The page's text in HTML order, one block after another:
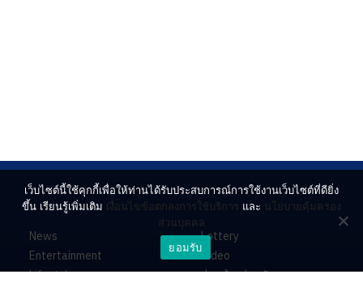
News
Entertainment
Lifestyle
Lottery
Video
ร่วมด้วยช่วยกัน
เว็บไซต์นี้ใช้คุกกี้เพื่อให้ท่านได้รับประสบการณ์การใช้งานเว็บไซต์ที่ดียิ่ง
ขึ้น เรียนรู้เพิ่มเติม เงื่อนไขข้อตกลงการใช้บริการ และ นโยบายคุ้มครอง
ส่วนบุคคล
ยอมรับ